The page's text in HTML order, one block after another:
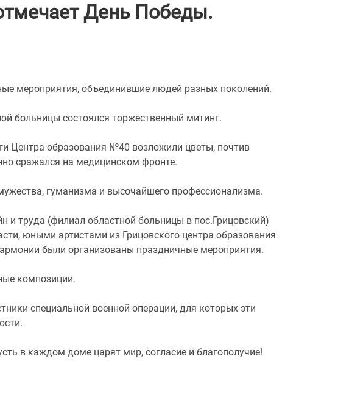
День Победы.
мероприятия, объединившие людей разных поколений.
больницы состоялся торжественный митинг.
Центра образования №40 возложили цветы, почтив
сражался на медицинском фронте.
гуманизма и высочайшего профессионализма.
и труда (филиал областной больницы в пос.Грицовский)
юными артистами из Грицовского центра образования
были организованы праздничные мероприятия.
композиции.
специальной военной операции, для которых эти
в каждом доме царят мир, согласие и благополучие!